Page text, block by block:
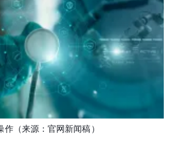
作（来源：官网新闻稿）